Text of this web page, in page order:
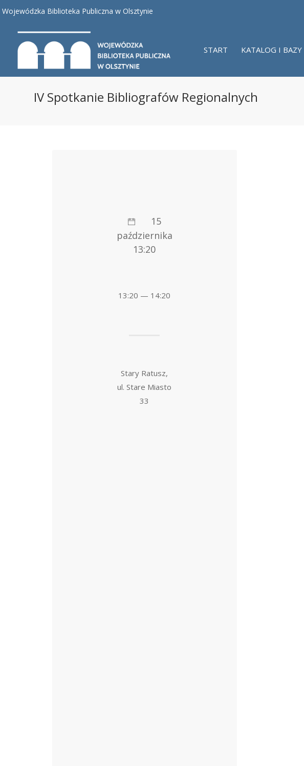
Wojewódzka Biblioteka Publiczna w Olsztynie
START KATALOG I BAZY
IV Spotkanie Bibliografów Regionalnych
15
października
13:20
13:20 — 14:20
Stary Ratusz,
ul. Stare Miasto
33